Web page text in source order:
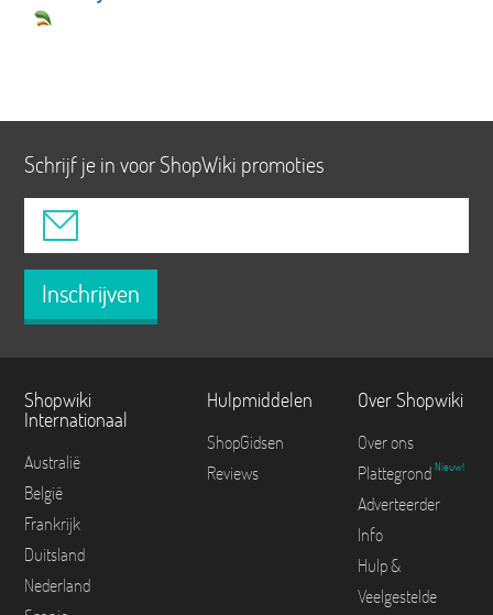
Schrijf je in voor ShopWiki promoties
Inschrijven
Shopwiki
Internationaal
Australië
België
Frankrijk
Duitsland
Nederland
Hulpmiddelen
ShopGidsen
Reviews
Over Shopwiki
Over ons
Plattegrond Nieuw!
Adverteerder
Info
Hulp &
Veelgestelde